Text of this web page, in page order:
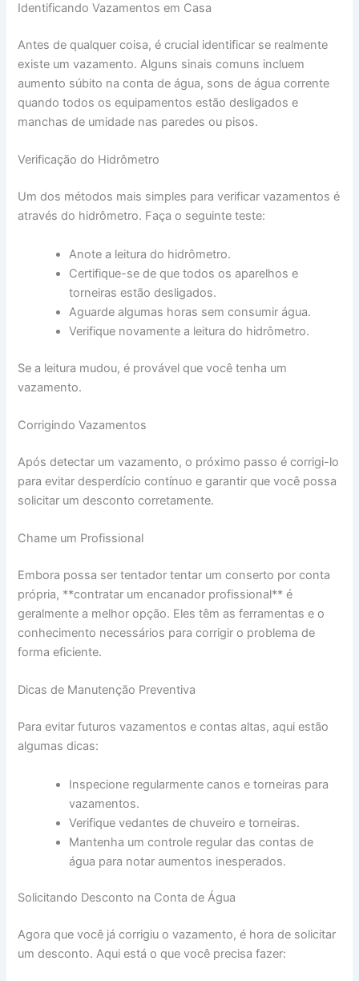
Identificando Vazamentos em Casa
Antes de qualquer coisa, é crucial identificar se realmente
existe um vazamento. Alguns sinais comuns incluem
aumento súbito na conta de água, sons de água corrente
quando todos os equipamentos estão desligados e
manchas de umidade nas paredes ou pisos.
Verificação do Hidrômetro
Um dos métodos mais simples para verificar vazamentos é
através do hidrômetro. Faça o seguinte teste:
Anote a leitura do hidrômetro.
Certifique-se de que todos os aparelhos e
torneiras estão desligados.
Aguarde algumas horas sem consumir água.
Verifique novamente a leitura do hidrômetro.
Se a leitura mudou, é provável que você tenha um
vazamento.
Corrigindo Vazamentos
Após detectar um vazamento, o próximo passo é corrigi-lo
para evitar desperdício contínuo e garantir que você possa
solicitar um desconto corretamente.
Chame um Profissional
Embora possa ser tentador tentar um conserto por conta
própria, **contratar um encanador profissional** é
geralmente a melhor opção. Eles têm as ferramentas e o
conhecimento necessários para corrigir o problema de
forma eficiente.
Dicas de Manutenção Preventiva
Para evitar futuros vazamentos e contas altas, aqui estão
algumas dicas:
Inspecione regularmente canos e torneiras para
vazamentos.
Verifique vedantes de chuveiro e torneiras.
Mantenha um controle regular das contas de
água para notar aumentos inesperados.
Solicitando Desconto na Conta de Água
Agora que você já corrigiu o vazamento, é hora de solicitar
um desconto. Aqui está o que você precisa fazer: